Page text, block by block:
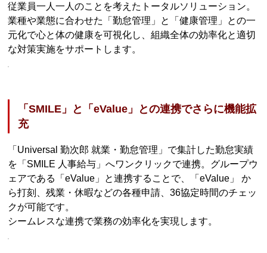
従業員一人一人のことを考えたトータルソリューション。
業種や業態に合わせた「勤怠管理」と「健康管理」との一
元化で心と体の健康を可視化し、組織全体の効率化と適切
な対策実施をサポートします。
「SMILE」と「eValue」との連携でさらに機能拡
充
「Universal 勤次郎 就業・勤怠管理」で集計した勤怠実績
を「SMILE 人事給与」へワンクリックで連携。グループウ
ェアである「eValue」と連携することで、「eValue」 か
ら打刻、残業・休暇などの各種申請、36協定時間のチェッ
クが可能です。
シームレスな連携で業務の効率化を実現します。